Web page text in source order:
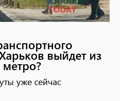
выйдет из
метро?
уже сейчас